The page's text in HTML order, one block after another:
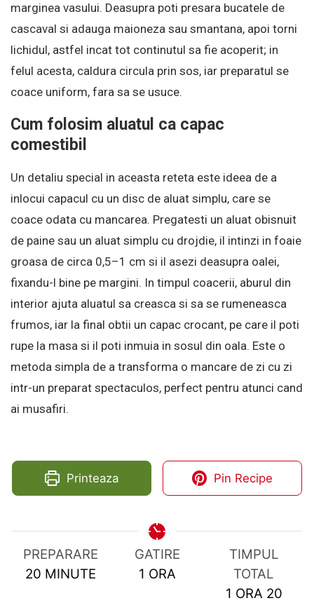
marginea vasului. Deasupra poti presara bucatele de
cascaval si adauga maioneza sau smantana, apoi torni
lichidul, astfel incat tot continutul sa fie acoperit; in
felul acesta, caldura circula prin sos, iar preparatul se
coace uniform, fara sa se usuce.
Cum folosim aluatul ca capac
comestibil
Un detaliu special in aceasta reteta este ideea de a
inlocui capacul cu un disc de aluat simplu, care se
coace odata cu mancarea. Pregatesti un aluat obisnuit
de paine sau un aluat simplu cu drojdie, il intinzi in foaie
groasa de circa 0,5–1 cm si il asezi deasupra oalei,
fixandu-l bine pe margini. In timpul coacerii, aburul din
interior ajuta aluatul sa creasca si sa se rumeneasca
frumos, iar la final obtii un capac crocant, pe care il poti
rupe la masa si il poti inmuia in sosul din oala. Este o
metoda simpla de a transforma o mancare de zi cu zi
intr-un preparat spectaculos, perfect pentru atunci cand
ai musafiri.
Printeaza Pin Recipe
PREPARARE
20MINUTES
MINUTE
GATIRE
1 HOUR
ORA
TIMPUL
TOTAL
1 HOUR
ORA 20